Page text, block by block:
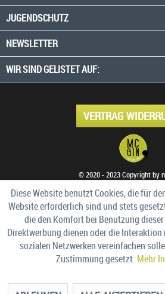
JUGENDSCHUTZ
NEWSLETTER
WIR SIND GELISTET AUF:
VERTRAG
© 2020 - 2023 Copyright by
Diese Website benutzt Cookies, die für
Website erforderlich sind und stets
die den Komfort bei Benutzung
Direktwerbung dienen oder die
sozialen Netzwerken vereinfachen
Zustimmung gesetzt. Mehr